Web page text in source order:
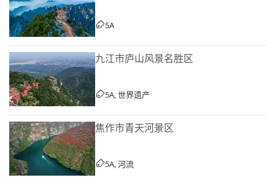
5A
九江市庐山风景名胜区
5A, 世界遗产
焦作市青天河景区
5A, 河流